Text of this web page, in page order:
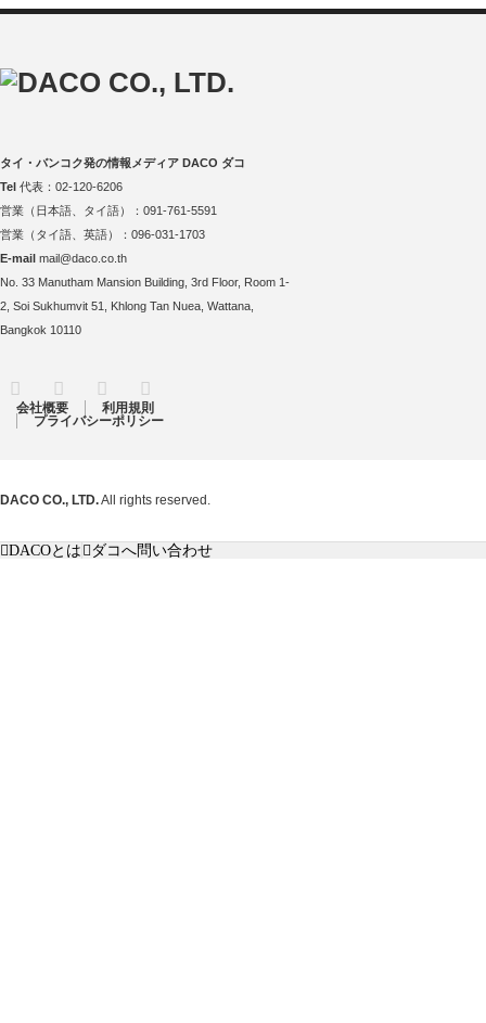
タイ・バンコク発の情報メディア DACO ダコ
Tel 代表：02-120-6206
営業（日本語、タイ語）：091-761-5591
営業（タイ語、英語）：096-031-1703
E-mail mail@daco.co.th
No. 33 Manutham Mansion Building, 3rd Floor, Room 1-
2, Soi Sukhumvit 51, Khlong Tan Nuea, Wattana,
Bangkok 10110
Twitter FacebookInstagram
会社概要
利用規則
プライバシーポリシー
DACO CO., LTD.All rights reserved.
DACOとは ダコへ問い合わせ